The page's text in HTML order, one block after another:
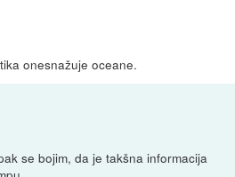
onesnažuje oceane.
se bojim, da je takšna informacija